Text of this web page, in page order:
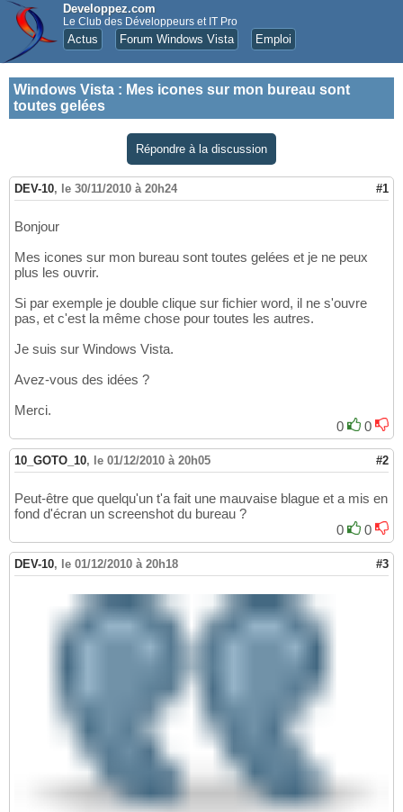
Developpez.com
Le Club des Développeurs et IT Pro
Actus Forum Windows Vista Emploi
Windows Vista : Mes icones sur mon bureau sont
toutes gelées
Répondre à la discussion
DEV-10, le 30/11/2010 à 20h24 #1
Bonjour
Mes icones sur mon bureau sont toutes gelées et je ne peux
plus les ouvrir.
Si par exemple je double clique sur fichier word, il ne s'ouvre
pas, et c'est la même chose pour toutes les autres.
Je suis sur Windows Vista.
Avez-vous des idées ?
Merci.
0
0
10_GOTO_10, le 01/12/2010 à 20h05 #2
Peut-être que quelqu'un t'a fait une mauvaise blague et a mis en
fond d'écran un screenshot du bureau ?
0
0
DEV-10, le 01/12/2010 à 20h18 #3